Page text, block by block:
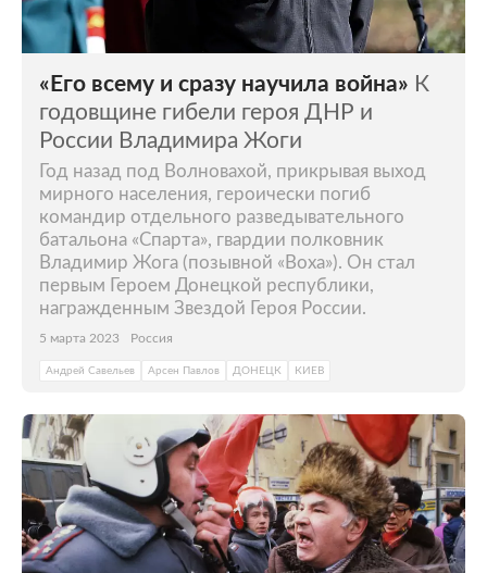
«Его всему и сразу научила война» К
годовщине гибели героя ДНР и
России Владимира Жоги
Год назад под Волновахой, прикрывая выход
мирного населения, героически погиб
командир отдельного разведывательного
батальона «Спарта», гвардии полковник
Владимир Жога (позывной «Воха»). Он стал
первым Героем Донецкой республики,
награжденным Звездой Героя России.
5 марта 2023 Россия
Андрей Савельев Арсен Павлов ДОНЕЦК КИЕВ